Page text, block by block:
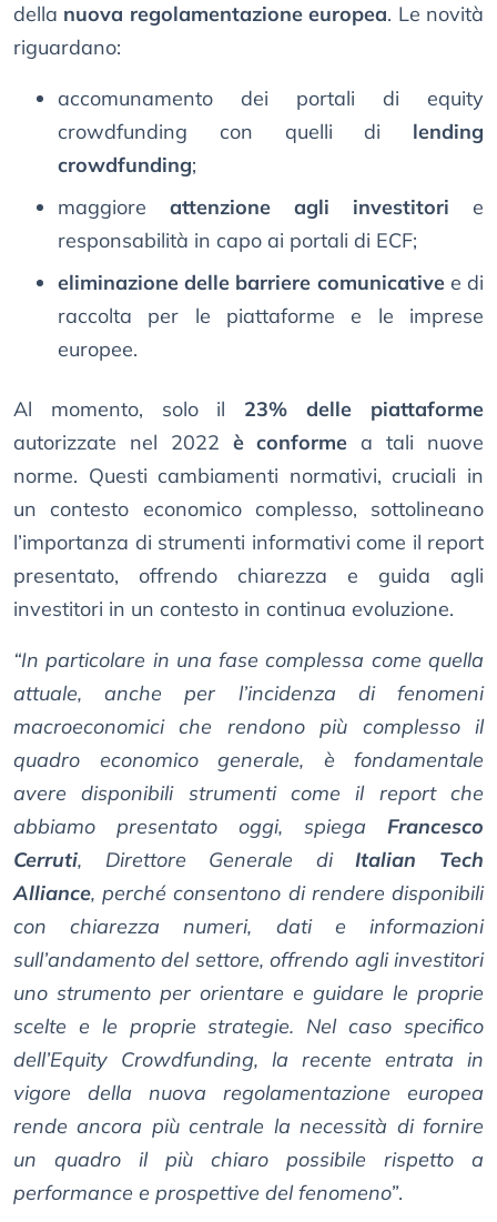
della nuova regolamentazione europea. Le novità
riguardano:
accomunamento dei portali di equity
crowdfunding con quelli di lending
crowdfunding;
maggiore attenzione agli investitori e
responsabilità in capo ai portali di ECF;
eliminazione delle barriere comunicativee di
raccolta per le piattaforme e le imprese
europee.
Al momento, solo il 23% delle piattaforme
autorizzate nel 2022 è conforme a tali nuove
norme. Questi cambiamenti normativi, cruciali in
un contesto economico complesso, sottolineano
l’importanza di strumenti informativi come il report
presentato, offrendo chiarezza e guida agli
investitori in un contesto in continua evoluzione.
“In particolare in una fase complessa come quella
attuale, anche per l’incidenza di fenomeni
macroeconomici che rendono più complesso il
quadro economico generale, è fondamentale
avere disponibili strumenti come il report che
abbiamo presentato oggi, spiega Francesco
Cerruti, Direttore Generale diItalian Tech
Alliance, perché consentono di rendere disponibili
con chiarezza numeri, dati e informazioni
sull’andamento del settore, offrendo agli investitori
uno strumento per orientare e guidare le proprie
scelte e le proprie strategie. Nel caso specifico
dell’Equity Crowdfunding, la recente entrata in
vigore della nuova regolamentazione europea
rende ancora più centrale la necessità di fornire
un quadro il più chiaro possibile rispetto a
performance e prospettive del fenomeno”.